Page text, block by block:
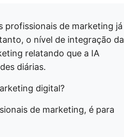
profissionais de marketing já
o nível de integração da
relatando que a IA
diárias.
digital?
de marketing, é para